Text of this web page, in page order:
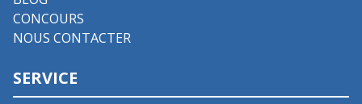
CONCOURS
NOUS CONTACTER
SERVICE